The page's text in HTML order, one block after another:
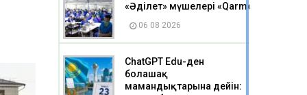
«Әділет» мүшелері «Qarmet Service»
06 08 2026
ChatGPT Edu-ден
болашақ
мамандықтарына дейін: